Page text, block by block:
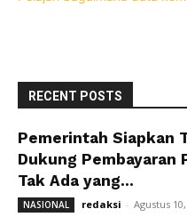
RECENT POSTS
Pemerintah Siapkan
Dukung Pembayaran
Tak Ada yang...
NASIONAL redaksi - Agustus